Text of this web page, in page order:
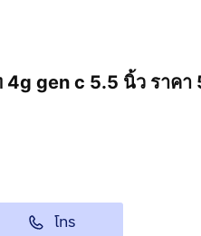
4g gen c 5.5 นิ้ว ราคา
โทร